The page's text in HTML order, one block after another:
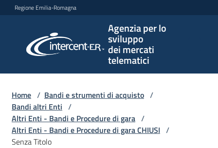
Vai al contenuto
Vai alla navigazione
Vai al footer
Regione Emilia-Romagna
Agenzia per lo
sviluppo
dei mercati
telematici
per lo
sviluppo
telematici
L'Agenzia
Home / Bandi e strumenti di acquisto /
Bandi altri Enti /
Altri Enti - Bandi e Procedure di gara /
Altri Enti - Bandi e Procedure di gara CHIUSI /
Senza Titolo